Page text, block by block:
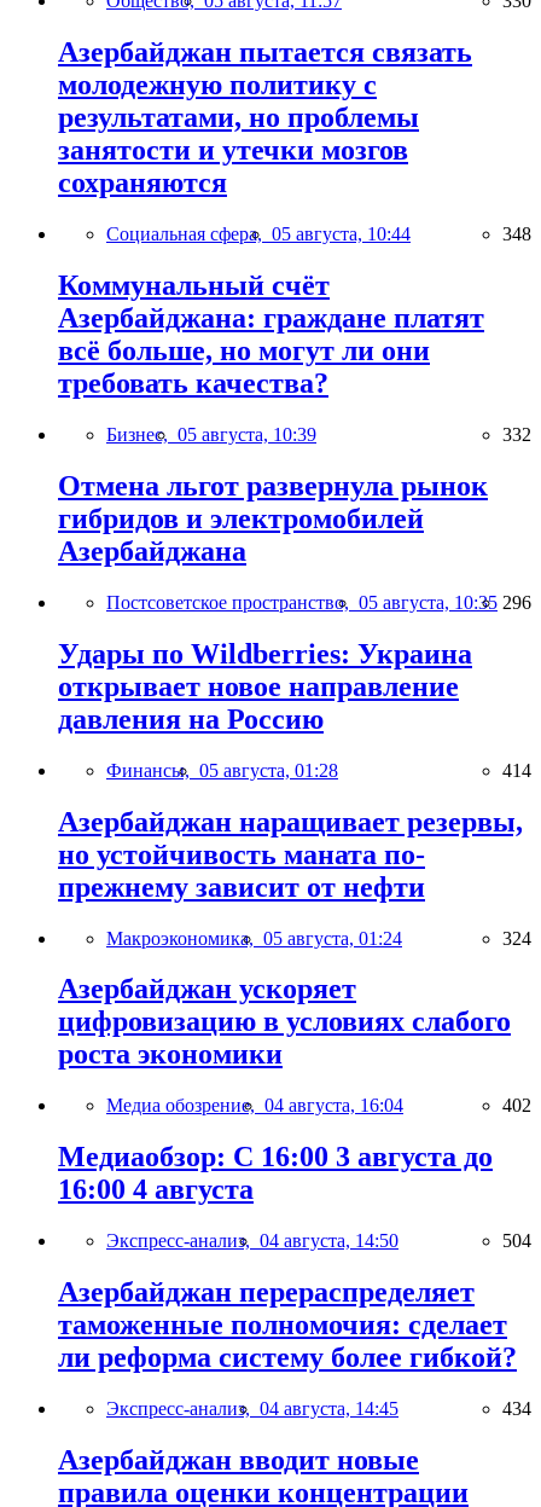
Азербайджан пытается связать
молодежную политику с
результатами, но проблемы
занятости и утечки мозгов
сохраняются
Социальная сфера, 05 августа, 10:44 348
Коммунальный счёт
Азербайджана: граждане платят
всё больше, но могут ли они
требовать качества?
Бизнес, 05 августа, 10:39 332
Отмена льгот развернула рынок
гибридов и электромобилей
Азербайджана
Постсоветское пространство, 05 августа, 10:35 296
Удары по Wildberries: Украина
открывает новое направление
давления на Россию
Финансы, 05 августа, 01:28 414
Азербайджан наращивает резервы,
но устойчивость маната по-
прежнему зависит от нефти
Макроэкономика, 05 августа, 01:24 324
Азербайджан ускоряет
цифровизацию в условиях слабого
роста экономики
Медиа обозрение, 04 августа, 16:04 402
Медиаобзор: С 16:00 3 августа до
16:00 4 августа
Экспресс-анализ, 04 августа, 14:50 504
Азербайджан перераспределяет
таможенные полномочия: сделает
ли реформа систему более гибкой?
Экспресс-анализ, 04 августа, 14:45 434
Азербайджан вводит новые
правила оценки концентрации